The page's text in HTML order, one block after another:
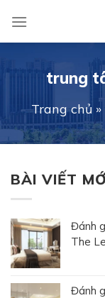
content
trung
Trang chủ »
BÀI VIẾT
Đánh
The
Đánh